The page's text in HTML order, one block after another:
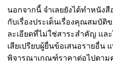
นอกจากนี้ จำเลยยังได้ทำหนัง
กับเรื่องประเด็นเรื่องคุณสมบัติ
ละเอียดที่ไม่ใช่สาระสำคัญ แล
เสียเปรียบผู้ยื่นข้อเสนอรายอื่น
พิจารณาเกณฑ์ราคาต่อไปตา